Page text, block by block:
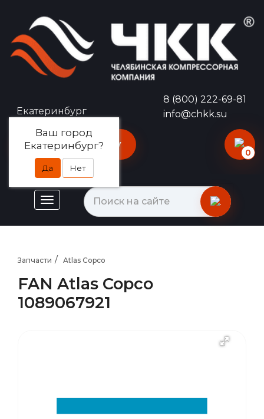
Екатеринбург
Ваш город
Екатеринбург?
Да Нет
8 (800) 222-69-81
info@chkk.su
Оставить заявку
0
Запчасти Atlas Copco
FAN Atlas Copco
1089067921